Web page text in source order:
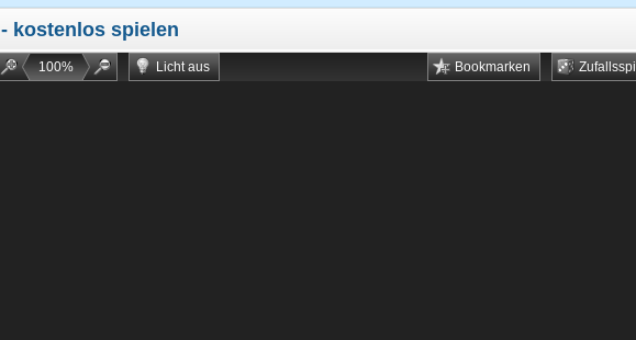
- kostenlos spielen
100% Licht aus Bookmarken